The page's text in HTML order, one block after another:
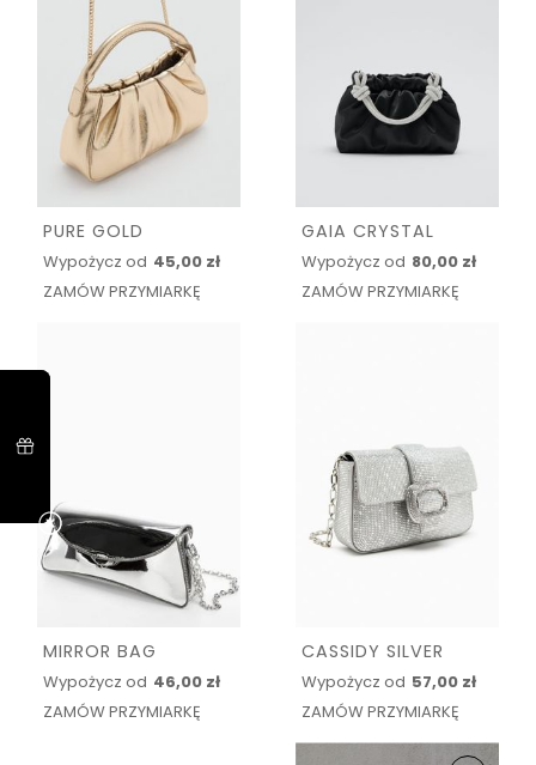
PURE GOLD
Wypożycz od 45,00 zł
ZAMÓW PRZYMIARKĘ
GAIA CRYSTAL
Wypożycz od 80,00 zł
ZAMÓW PRZYMIARKĘ
MIRROR BAG
Wypożycz od 46,00 zł
ZAMÓW PRZYMIARKĘ
CASSIDY SILVER
Wypożycz od 57,00 zł
ZAMÓW PRZYMIARKĘ